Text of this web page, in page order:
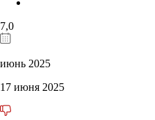
7,0
июнь 2025
17 июня 2025